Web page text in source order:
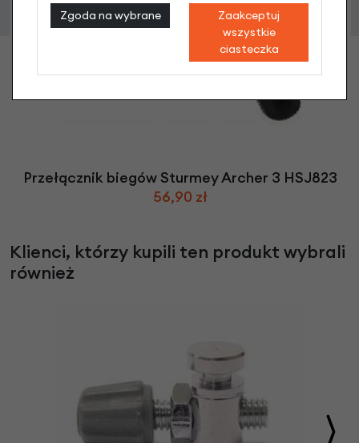
Przełącznik biegów Sturmey Archer 3 HSJ823
56,90 zł
Klienci, którzy kupili ten produkt wybrali
również
Zgoda na wybrane
Zaakceptuj
wszystkie
ciasteczka